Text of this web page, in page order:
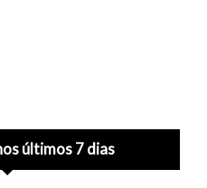
últimos 7 dias